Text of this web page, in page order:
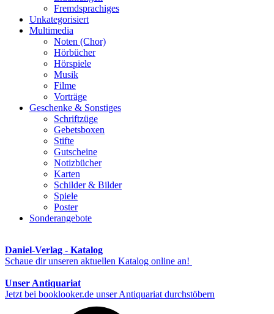
Fremdsprachiges
Unkategorisiert
Multimedia
Noten (Chor)
Hörbücher
Hörspiele
Musik
Filme
Vorträge
Geschenke & Sonstiges
Schriftzüge
Gebetsboxen
Stifte
Gutscheine
Notizbücher
Karten
Schilder & Bilder
Spiele
Poster
Sonderangebote
Daniel-Verlag - Katalog
Schaue dir unseren aktuellen Katalog online an!
Unser Antiquariat
Jetzt bei booklooker.de unser Antiquariat durchstöbern